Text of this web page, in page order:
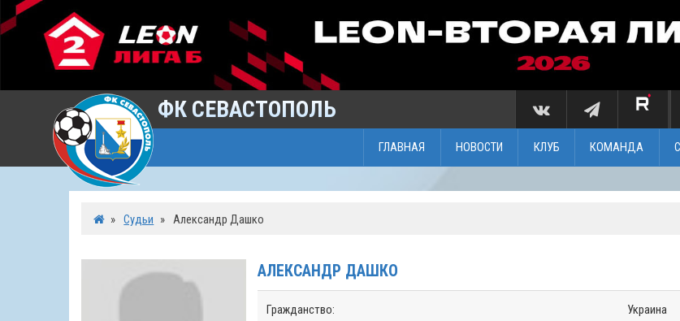
ФК СЕВАСТОПОЛЬ
ГЛАВНАЯ НОВОСТИ КЛУБ КОМАНДА
» Судьи » Александр Дашко
АЛЕКСАНДР ДАШКО
Гражданство: Украина